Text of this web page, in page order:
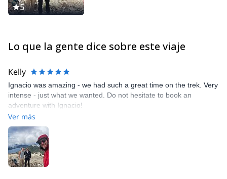
5
Lo que la gente dice sobre este viaje
Kelly
Ignacio was amazing - we had such a great time on the trek. Very
intense - just what we wanted. Do not hesitate to book an
adventure with Ignacio!
Ver más